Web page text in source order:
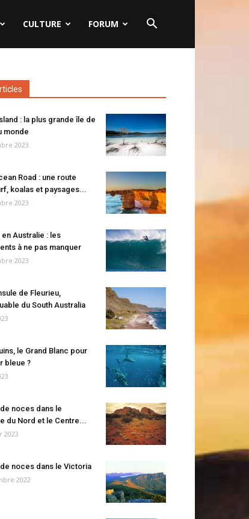
CULTURE FORUM
: la plus grande île de
monde
2023
Road : une route
koalas et paysages...
2023
Australie : les
à ne pas manquer
2023
de Fleurieu,
du South Australia
le Grand Blanc pour
bleue ?
noces dans le
du Nord et le Centre...
2023
noces dans le Victoria
2022